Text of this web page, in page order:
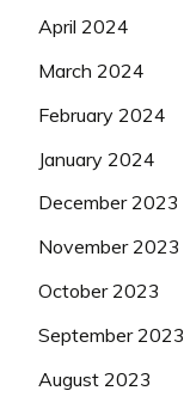
April 2024
March 2024
February 2024
January 2024
December 2023
November 2023
October 2023
September 2023
August 2023